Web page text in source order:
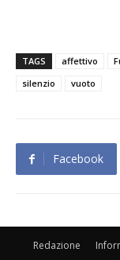
TAGS affettivo
silenzio
vuoto
Facebook
Redazione